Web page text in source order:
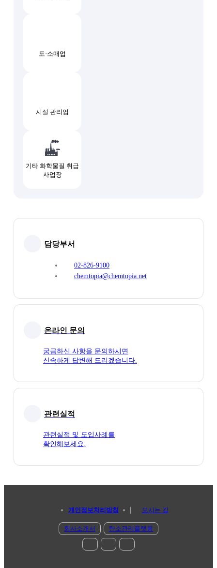
도·소매업
시설 관리업
기타 화학물질 취급
사업장
담당부서
02-826-9100
chemtopia@chemtopia.net
온라인 문의
궁금하신 사항을 문의하시면
신속하게 답변해 드리겠습니다.
관련실적
관련실적 및 도입사례를
확인해보세요.
개인정보처리방침 오시는 길
회사소개서 탄소관리플랫폼